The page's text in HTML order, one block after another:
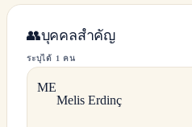
👥บุคคลสำคัญ
ระบุได้ 1 คน
ME
Melis Erdinç